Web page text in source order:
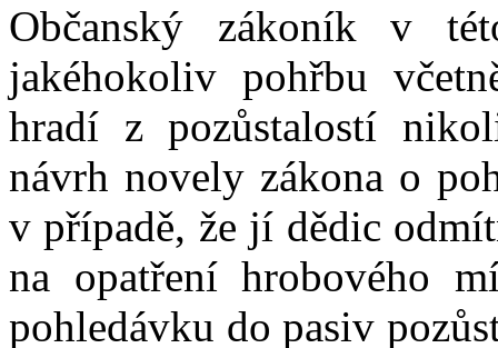
Občanský zákoník v
jakéhokoliv pohřbu
hradí z pozůstalostí
návrh novely zákona o
v případě, že jí dědic
na opatření hrobového
pohledávku do pasiv